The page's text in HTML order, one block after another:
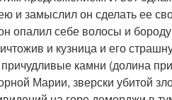
и замыслил он сделать ее
опалил себе волосы и
и кузница и его
причудливые камни (долина
Марии, зверски убитой